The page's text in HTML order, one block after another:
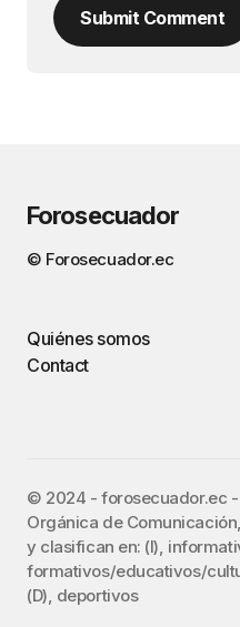
Submit Comment
Forosecuador
© Forosecuador.ec
Quiénes somos
Contact
©️ 2024 - forosecuador.ec -
Orgánica de
y clasifican en: (I),
formativos/educativos/
(D), deportivos